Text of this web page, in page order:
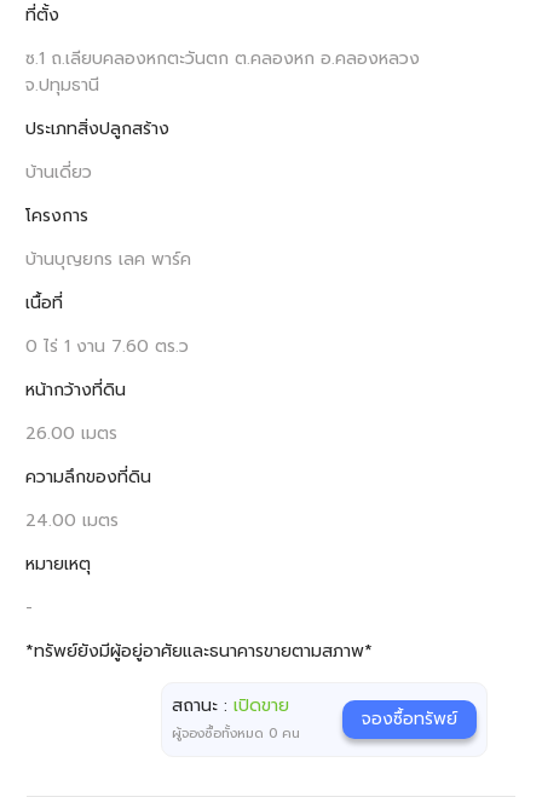
ที่ตั้ง
ซ.1 ถ.เลียบคลองหกตะวันตก ต.คลองหก อ.คลองหลวง
จ.ปทุมธานี
ประเภทสิ่งปลูกสร้าง
บ้านเดี่ยว
โครงการ
บ้านบุญยกร เลค พาร์ค
เนื้อที่
0 ไร่ 1 งาน 7.60 ตร.ว
หน้ากว้างที่ดิน
26.00 เมตร
ความลึกของที่ดิน
24.00 เมตร
หมายเหตุ
-
*ทรัพย์ยังมีผู้อยู่อาศัยและธนาคารขายตามสภาพ*
สถานะ :เปิดขาย
ผู้จองซื้อทั้งหมด 0 คน
จองซื้อทรัพย์